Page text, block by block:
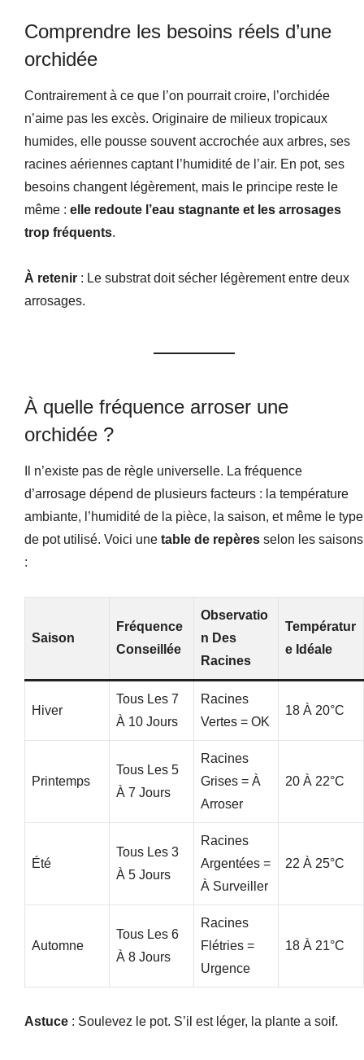
Comprendre les besoins réels d’une
orchidée
Contrairement à ce que l’on pourrait croire, l’orchidée
n’aime pas les excès. Originaire de milieux tropicaux
humides, elle pousse souvent accrochée aux arbres, ses
racines aériennes captant l’humidité de l’air. En pot, ses
besoins changent légèrement, mais le principe reste le
même : elle redoute l’eau stagnante et les arrosages
trop fréquents.
À retenir : Le substrat doit sécher légèrement entre deux
arrosages.
À quelle fréquence arroser une
orchidée ?
Il n’existe pas de règle universelle. La fréquence
d’arrosage dépend de plusieurs facteurs : la température
ambiante, l’humidité de la pièce, la saison, et même le type
de pot utilisé. Voici une table de repères selon les saisons
:
Saison
Fréquence
Conseillée
Observatio
N Des
Racines
Températur
E Idéale
Hiver
Tous Les 7
À 10 Jours
Racines
Vertes = OK
18 À 20°C
Printemps
Tous Les 5
À 7 Jours
Racines
Grises = À
Arroser
20 À 22°C
Été
Tous Les 3
À 5 Jours
Racines
Argentées =
À Surveiller
22 À 25°C
Automne
Tous Les 6
À 8 Jours
Racines
Flétries =
Urgence
18 À 21°C
Astuce : Soulevez le pot. S’il est léger, la plante a soif.